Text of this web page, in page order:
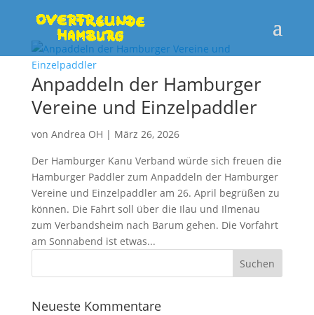
Anpaddeln der Hamburger
Vereine und Einzelpaddler
von Andrea OH | März 26, 2026
Der Hamburger Kanu Verband würde sich freuen die
Hamburger Paddler zum Anpaddeln der Hamburger
Vereine und Einzelpaddler am 26. April begrüßen zu
können. Die Fahrt soll über die Ilau und Ilmenau
zum Verbandsheim nach Barum gehen. Die Vorfahrt
am Sonnabend ist etwas...
Neueste Kommentare